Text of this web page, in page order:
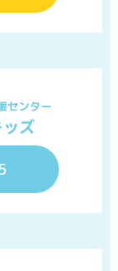
センター
ズ